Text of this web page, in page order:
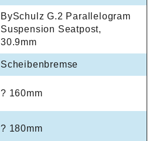
BySchulz G.2 Parallelogram
Suspension Seatpost,
30.9mm
Scheibenbremse
? 160mm
? 180mm